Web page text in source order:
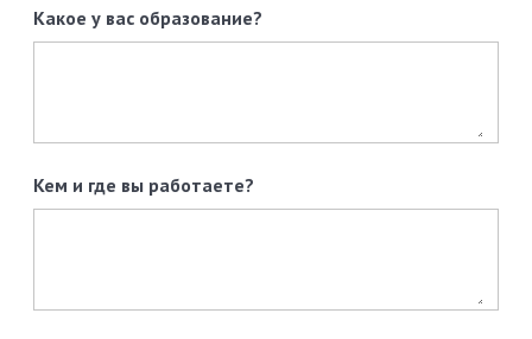
Какое у вас образование?
Кем и где вы работаете?